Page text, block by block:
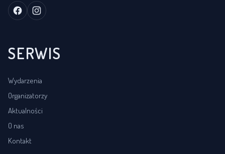
SERWIS
Wydarzenia
Organizatorzy
Aktualności
O nas
Kontakt